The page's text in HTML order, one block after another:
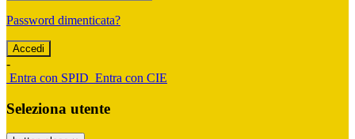
Password dimenticata?
-
Entra con SPID Entra con CIE
Seleziona utente